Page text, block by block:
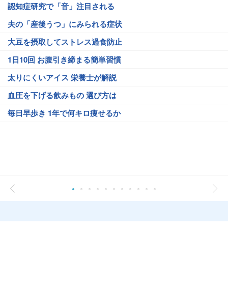
認知症研究で「音」注目される
夫の「産後うつ」にみられる症状
大豆を摂取してストレス過食防止
1日10回 お腹引き締まる簡単習慣
太りにくいアイス 栄養士が解説
血圧を下げる飲みもの 選び方は
毎日早歩き 1年で何キロ痩せるか